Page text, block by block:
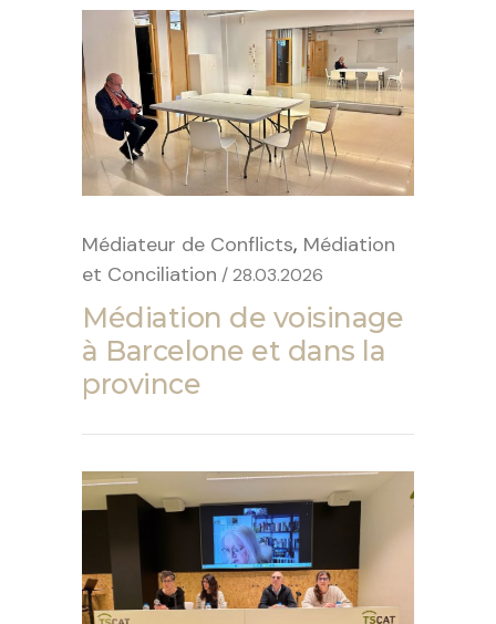
Médiateur de Conflicts, Médiation
et Conciliation / 28.03.2026
Médiation de voisinage
à Barcelone et dans la
province